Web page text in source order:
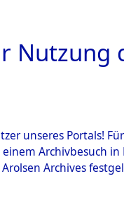
Nutzung
unseres Portals!
Archivbesuch
Archives